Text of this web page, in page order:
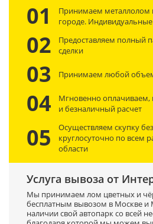
01
Принимаем
городе.
02
Предоставляем полный
сделки
03 Принимаем любой
04
Мгновенно
и безналичный расчет
05
Осуществляем скупку
круглосуточно по всем
области
Услуга вывоза от
Мы принимаем лом цветных и
бесплатным вывозом в Москве и
наличии свой автопарк со всей